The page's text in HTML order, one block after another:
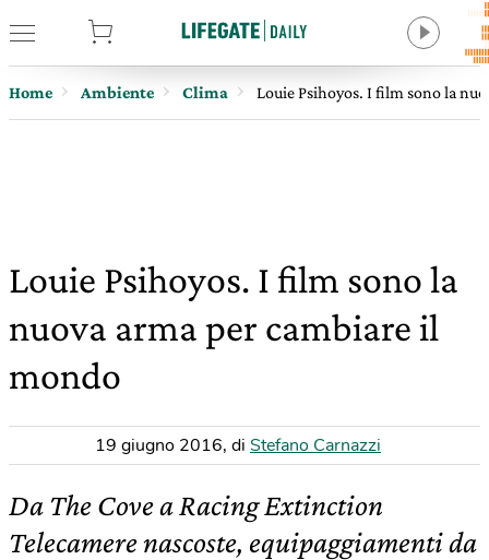
Home Ambiente Clima Louie Psihoyos. I film sono la
Louie Psihoyos. I film sono la
nuova arma per cambiare il
mondo
19 giugno 2016, di Stefano Carnazzi
Da The Cove a Racing Extinction
Telecamere nascoste, equipaggiamenti da